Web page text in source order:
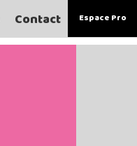
Espace Pro
Contact